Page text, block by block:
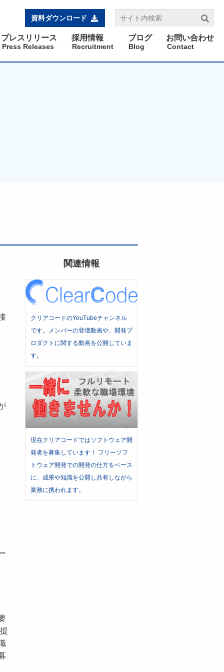
資料ダウンロード
プレスリリース
Press Releases
採用情報
Recruitment
ブログ
Blog
お問い合わせ
Contact
関連情報
クリアコードのYouTubeチャンネル
です。メンバーの登壇動画や、開発プ
ロダクトに関する動画を公開していま
す。
現在クリアコードではソフトウェア開
発者を募集しています！ フリーソフ
トウェア開発での開発の仕方をベース
に、成果や知識を公開し共有しながら
業務に携われます。